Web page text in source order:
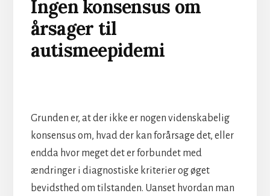
Ingen konsensus om
årsager til
autismeepidemi
Grunden er, at der ikke er nogen videnskabelig
konsensus om, hvad der kan forårsage det, eller
endda hvor meget det er forbundet med
ændringer i diagnostiske kriterier og øget
bevidsthed om tilstanden. Uanset hvordan man